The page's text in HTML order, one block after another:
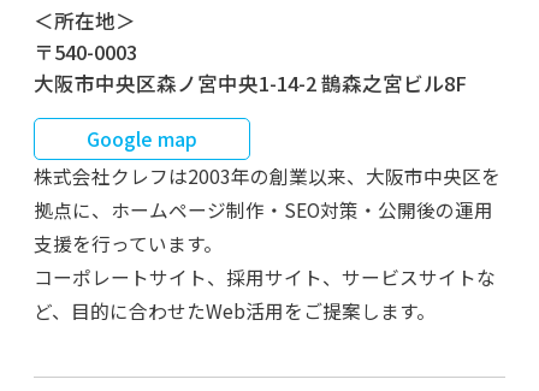
＜所在地＞
〒540-0003
大阪市中央区森ノ宮中央1-14-2 鵲森之宮ビル8F
Google map
株式会社クレフは2003年の創業以来、大阪市中央区を
拠点に、ホームページ制作・SEO対策・公開後の運用
支援を行っています。
コーポレートサイト、採用サイト、サービスサイトな
ど、目的に合わせたWeb活用をご提案します。